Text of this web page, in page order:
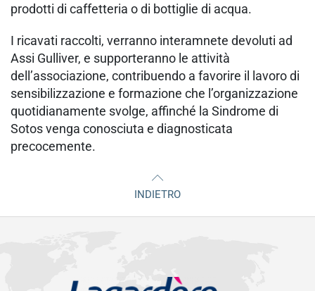
prodotti di caffetteria o di bottiglie di acqua.
I ricavati raccolti, verranno interamnete devoluti ad
Assi Gulliver, e supporteranno le attività
dell’associazione, contribuendo a favorire il lavoro di
sensibilizzazione e formazione che l’organizzazione
quotidianamente svolge, affinché la Sindrome di
Sotos venga conosciuta e diagnosticata
precocemente.
INDIETRO